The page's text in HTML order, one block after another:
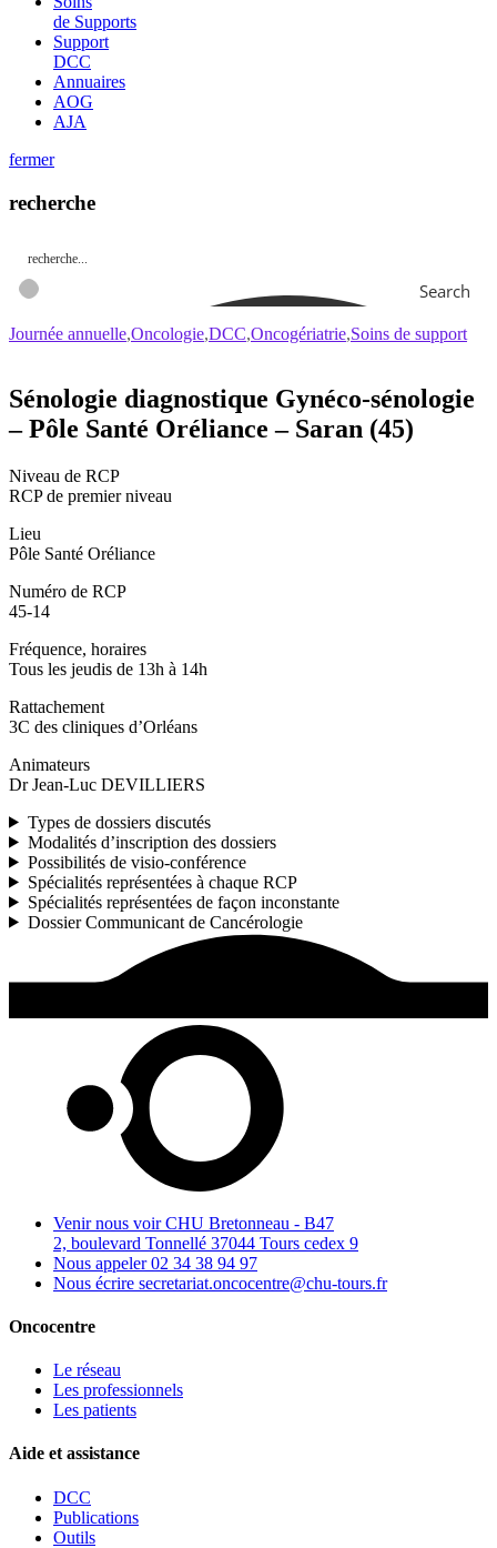
de Supports
Support
DCC
Annuaires
AOG
AJA
fermer
recherche
Search
Journée annuelle Oncologie DCC Oncogériatrie Soins de support
Sénologie diagnostique Gynéco-sénologie
– Pôle Santé Oréliance – Saran (45)
Niveau de RCP
RCP de premier niveau
Lieu
Pôle Santé Oréliance
Numéro de RCP
45-14
Fréquence, horaires
Tous les jeudis de 13h à 14h
Rattachement
3C des cliniques d’Orléans
Animateurs
Dr Jean-Luc DEVILLIERS
Types de dossiers discutés
Modalités d’inscription des dossiers
Possibilités de visio-conférence
Spécialités représentées à chaque RCP
Spécialités représentées de façon inconstante
Dossier Communicant de Cancérologie
Venir nous voir CHU Bretonneau - B47
2, boulevard Tonnellé 37044 Tours cedex 9
Nous appeler 02 34 38 94 97
Nous écrire secretariat.oncocentre@chu-tours.fr
Oncocentre
Le réseau
Les professionnels
Les patients
Aide et assistance
DCC
Publications
Outils